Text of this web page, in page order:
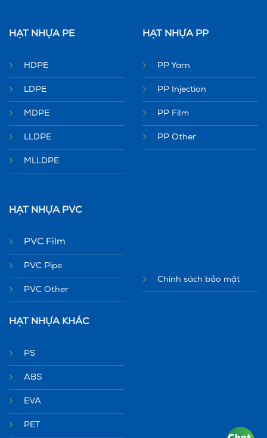
HẠT NHỰA PE
HDPE
LDPE
MDPE
LLDPE
MLLDPE
HẠT NHỰA PP
PP Yarn
PP Injection
PP Film
PP Other
HẠT NHỰA PVC
PVC Film
PVC Pipe
PVC Other
HẠT NHỰA KHÁC
PS
ABS
EVA
PET
Chính sách bảo mật